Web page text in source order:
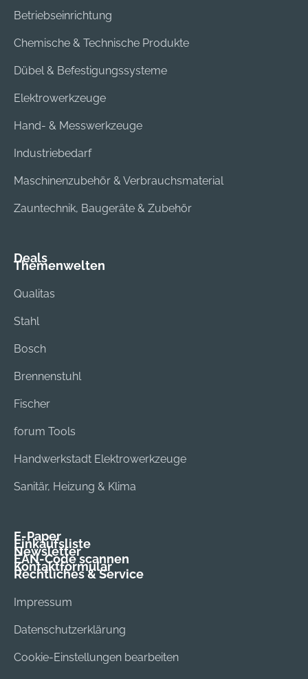
Betriebseinrichtung
Chemische & Technische Produkte
Dübel & Befestigungssysteme
Elektrowerkzeuge
Hand- & Messwerkzeuge
Industriebedarf
Maschinenzubehör & Verbrauchsmaterial
Zauntechnik, Baugeräte & Zubehör
Deals
Themenwelten
Qualitas
Stahl
Bosch
Brennenstuhl
Fischer
forum Tools
Handwerkstadt Elektrowerkzeuge
Sanitär, Heizung & Klima
E-Paper
Einkaufsliste
Newsletter
EAN-Code scannen
Kontaktformular
Rechtliches & Service
Impressum
Datenschutzerklärung
Cookie-Einstellungen bearbeiten